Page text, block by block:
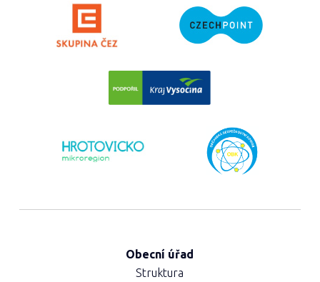
Obecní úřad
Struktura